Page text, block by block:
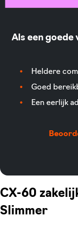
CX-60
Slimmer
Als een goede
Heldere
Goed
Een eerlijk